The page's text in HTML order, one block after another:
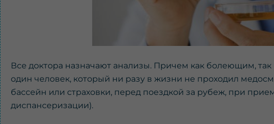
Все доктора назначают анализы. Причем как болеющим,
один человек, который ни разу в жизни не проходил
бассейн или страховки, перед поездкой за рубеж, при
диспансеризации).